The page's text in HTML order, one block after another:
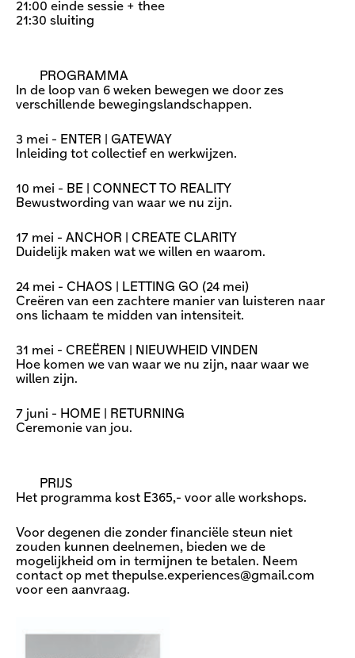
21:00 einde sessie + thee
21:30 sluiting
PROGRAMMA
In de loop van 6 weken bewegen we door zes
verschillende bewegingslandschappen.
3 mei - ENTER | GATEWAY
Inleiding tot collectief en werkwijzen.
10 mei - BE | CONNECT TO REALITY
Bewustwording van waar we nu zijn.
17 mei - ANCHOR | CREATE CLARITY
Duidelijk maken wat we willen en waarom.
24 mei - CHAOS | LETTING GO (24 mei)
Creëren van een zachtere manier van luisteren naar
ons lichaam te midden van intensiteit.
31 mei - CREËREN | NIEUWHEID VINDEN
Hoe komen we van waar we nu zijn, naar waar we
willen zijn.
7 juni - HOME | RETURNING
Ceremonie van jou.
PRIJS
Het programma kost E365,- voor alle workshops.
Voor degenen die zonder financiële steun niet
zouden kunnen deelnemen, bieden we de
mogelijkheid om in termijnen te betalen. Neem
contact op met thepulse.experiences@gmail.com
voor een aanvraag.